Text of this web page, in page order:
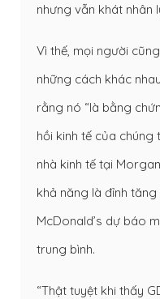
nhưng vẫn khát nhân
Vì thế, mọi người
những cách khác
rằng nó “là bằng
hồi kinh tế của chúng
nhà kinh tế tại
khả năng là đỉnh
McDonald’s dự báo
trung bình.
“Thật tuyệt khi thấy